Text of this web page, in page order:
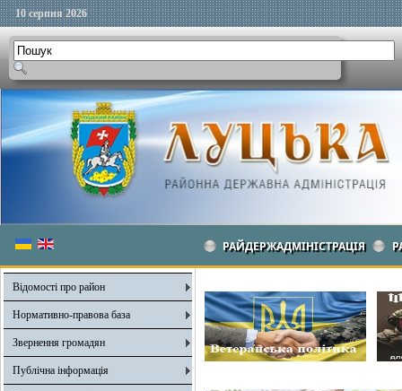
10 серпня 2026
РАЙДЕРЖАДМІНІСТРАЦІЯ
Відомості про район
Нормативно-правова база
Звернення громадян
Публічна інформація